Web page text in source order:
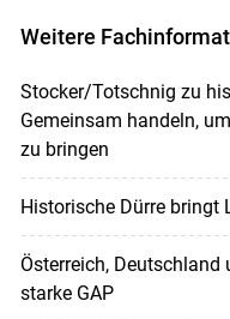
Weitere
Stocker/Totschnig zu
Gemeinsam handeln,
zu bringen
Historische Dürre bringt
Österreich,
starke GAP